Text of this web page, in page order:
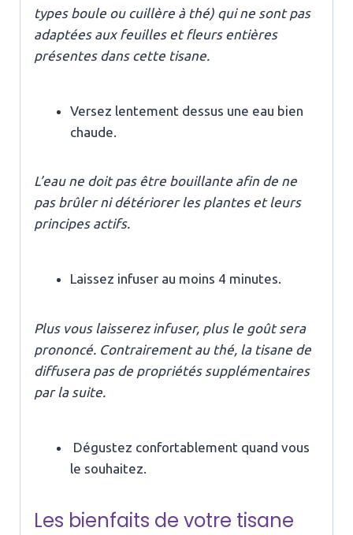
types boule ou cuillère à thé) qui ne sont pas
adaptées aux feuilles et fleurs entières
présentes dans cette tisane.
Versez lentement dessus une eau bien
chaude.
L’eau ne doit pas être bouillante afin de ne
pas brûler ni détériorer les plantes et leurs
principes actifs.
Laissez infuser au moins 4 minutes.
Plus vous laisserez infuser, plus le goût sera
prononcé. Contrairement au thé, la tisane de
diffusera pas de propriétés supplémentaires
par la suite.
Dégustez confortablement quand vous
le souhaitez.
Les bienfaits de votre tisane